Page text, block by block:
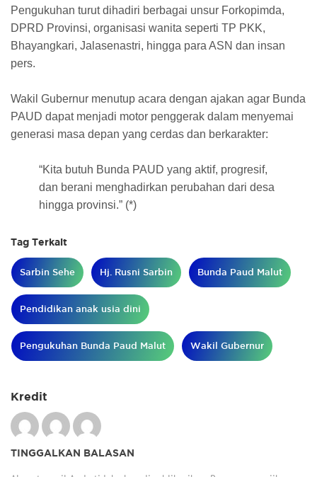
Pengukuhan turut dihadiri berbagai unsur Forkopimda,
DPRD Provinsi, organisasi wanita seperti TP PKK,
Bhayangkari, Jalasenastri, hingga para ASN dan insan
pers.
Wakil Gubernur menutup acara dengan ajakan agar Bunda
PAUD dapat menjadi motor penggerak dalam menyemai
generasi masa depan yang cerdas dan berkarakter:
“Kita butuh Bunda PAUD yang aktif, progresif,
dan berani menghadirkan perubahan dari desa
hingga provinsi.” (*)
Tag Terkait
Sarbin Sehe Hj. Rusni Sarbin Bunda Paud Malut
Pendidikan anak usia dini
Pengukuhan Bunda Paud Malut Wakil Gubernur
Kredit
TINGGALKAN BALASAN